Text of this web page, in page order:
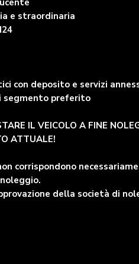
e straordinaria
con deposito e servizi
preferito
IL VEICOLO A FINE
ATTUALE!
corrispondono
della società di